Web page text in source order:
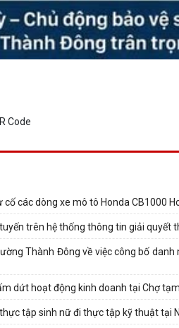
các dòng xe mô tô Honda CB1000
trên hệ thống thông tin giải quyết
Thành Đông về việc công bố
dứt hoạt động kinh doanh tại Chợ
tập sinh nữ đi thực tập kỹ thuật tại